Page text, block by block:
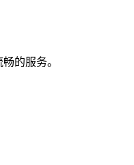
的服务。